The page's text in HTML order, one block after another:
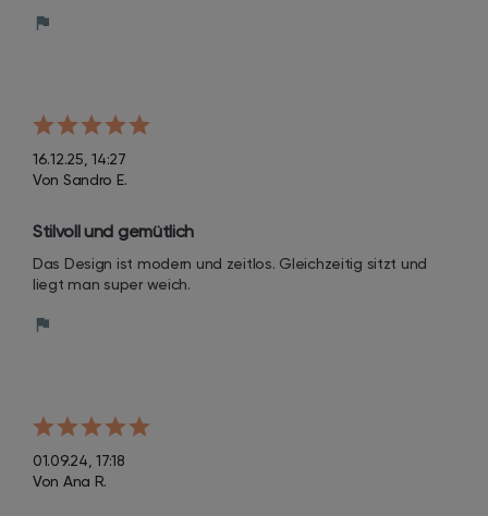
16.12.25, 14:27
Von Sandro E.
Stilvoll und gemütlich
Das Design ist modern und zeitlos. Gleichzeitig sitzt und
liegt man super weich.
01.09.24, 17:18
Von Ana R.